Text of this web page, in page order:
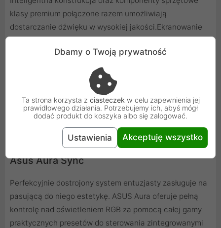
klasy premium połączone razem umożliwiają
dostarczanie dźwięku w wysokiej jakości.Ekranowanie
strefy audio rozdziela analogowe i cyfrowe strefy
sygnału, znacznie redukując zakłócenia wielostronne.
Osobne strefy dla kanału lewego i prawego gwarantują,
że przesłuchy pomiędzy ścieżkami audio będą
minimalne. Kondensatory klasy premium
wyprodukowane w Japonii zapewniają intensywną
barwę i wyjątkową wierność dźwięku.
Asus Aura Sync
Perfekcyjnie dostrojony system entuzjasty zasługuje na
pasującą do niego estetykę. ASUS Aura oferuje pełną
kontrolę nad oświetleniem RGB za pomocą całej gamy
praktycznych presetów do sterowania zintegrowanymi
Dbamy o Twoją prywatność
Ta strona korzysta z ciasteczek w celu zapewnienia jej
prawidłowego działania. Potrzebujemy ich, abyś mógł
dodać produkt do koszyka albo się zalogować.
Ustawienia Akceptuję wszystko